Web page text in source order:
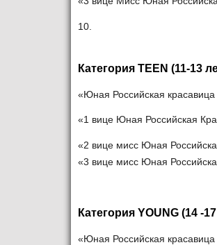
10.
Категория TEEN (11-13
«Юная Российская красавица
«1 вице Юная Российская
«2 вице мисс Юная
«3 вице мисс Юная
Категория YOUNG (14 -
«Юная Российская